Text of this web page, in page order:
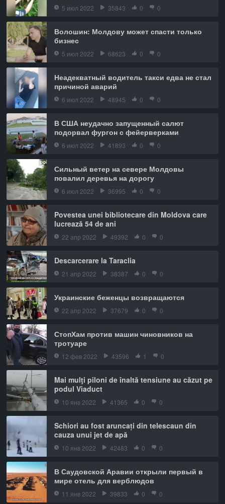
5 июл 2022 35843 0 0
Волошин: Молдову может спасти только
бизнес
5 июл 2022 68623 0 0
Неадекватный водитель такси едва не стал
причиной аварий
6 июл 2022 48945 0 0
В США неудачно запущенный салют
подорвал фургон с фейерверками
6 июл 2022 41893 0 0
Сильный ветер на севере Молдовы
повалил деревья на дорогу
6 июл 2022 36995 0 0
Povestea unei bibliotecare din Moldova care
lucrează 54 de ani
22 апр 2022 49392 0 0
Descarcerare la Taraclia
21 апр 2022 38387 0 0
Украинские беженцы возвращаются
22 апр 2022 37679 0 0
СтопХам против машин чиновников на
тротуаре
12 фев 2022 43596 1 0
Mai mulţi piloni de înaltă tensiune au căzut pe
podul Viaduct
10 янв 2022 41365 0 0
Schiori au fost aruncați din telescaun din
cauza unui jet de apă
10 янв 2022 42483 0 0
В Саудовской Аравии открыли первый в
мире отель для верблюдов
11 янв 2022 39833 0 0